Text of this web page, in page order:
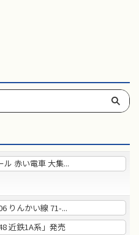
ル 赤い電車 大集...
りんかい線 71-...
近鉄1A系」発売